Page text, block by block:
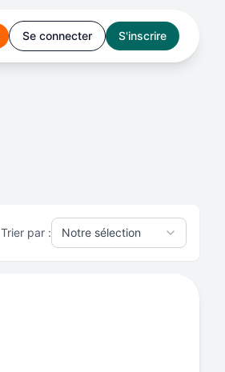
Se connecter S'inscrire
Trier par :